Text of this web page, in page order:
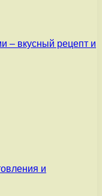
– вкусный рецепт и
и